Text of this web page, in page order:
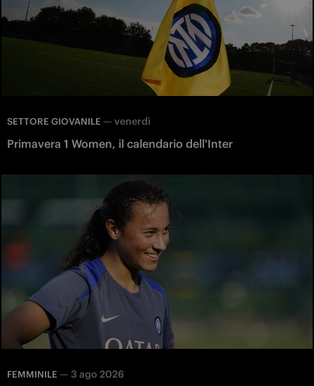
SETTORE GIOVANILE — venerdì
Primavera 1 Women, il calendario dell'Inter
FEMMINILE — 3 ago 2026